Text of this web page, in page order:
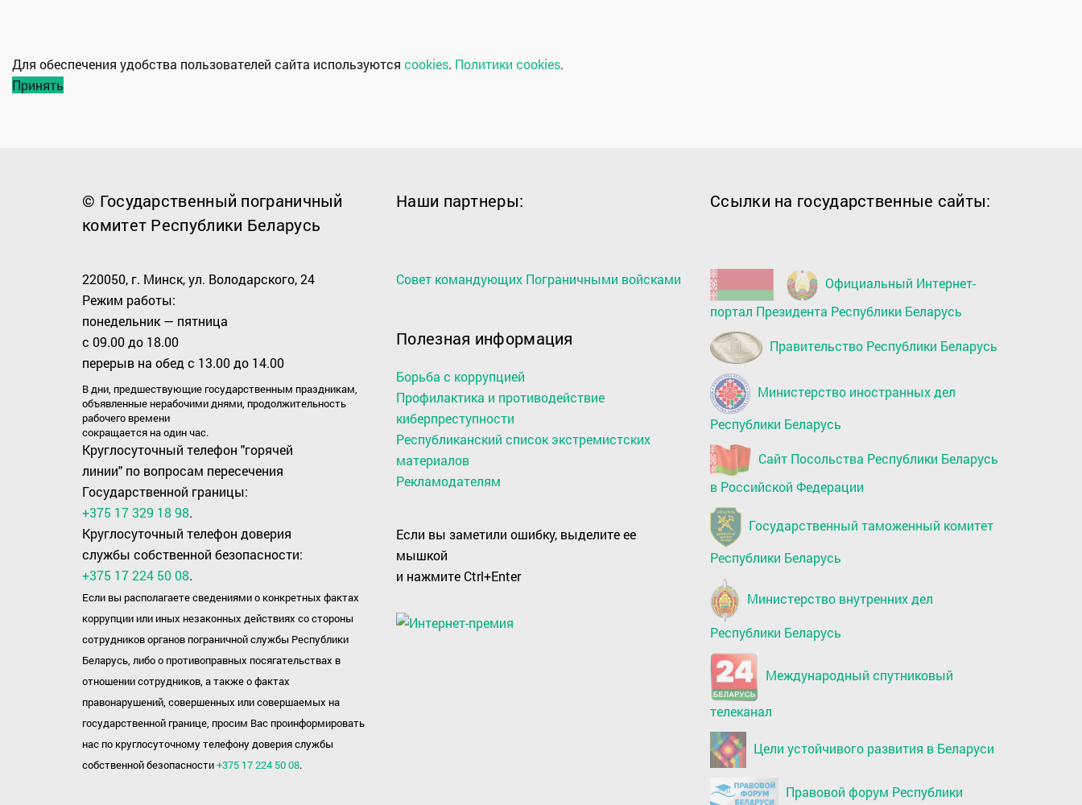
Для обеспечения удобства пользователей сайта используются cookies. Политики cookies.
Принять
© Государственный пограничный
комитет Республики Беларусь
220050, г. Минск, ул. Володарского, 24
Режим работы:
понедельник — пятница
с 09.00 до 18.00
перерыв на обед с 13.00 до 14.00
В дни, предшествующие государственным праздникам,
объявленные нерабочими днями, продолжительность
рабочего времени
сокращается на один час.
Круглосуточный телефон "горячей
линии" по вопросам пересечения
Государственной границы:
+375 17 329 18 98.
Круглосуточный телефон доверия
службы собственной безопасности:
+375 17 224 50 08.
Если вы располагаете сведениями о конкретных фактах
коррупции или иных незаконных действиях со стороны
сотрудников органов пограничной службы Республики
Беларусь, либо о противоправных посягательствах в
отношении сотрудников, а также о фактах
правонарушений, совершенных или совершаемых на
государственной границе, просим Вас проинформировать
нас по круглосуточному телефону доверия службы
собственной безопасности+375 17 224 50 08.
Наши партнеры:
Совет командующих Пограничными войсками
Полезная информация
Борьба с коррупцией
Профилактика и противодействие
киберпреступности
Республиканский список экстремистских
материалов
Рекламодателям
Если вы заметили ошибку, выделите ее
мышкой
и нажмите Ctrl+Enter
Ссылки на государственные сайты:
Официальный Интернет-
портал Президента Республики Беларусь
Правительство Республики Беларусь
Министерство иностранных дел
Республики Беларусь
Сайт Посольства Республики Беларусь
в Российской Федерации
Государственный таможенный комитет
Республики Беларусь
Министерство внутренних дел
Республики Беларусь
Международный спутниковый
телеканал
Цели устойчивого развития в Беларуси
Правовой форум Республики